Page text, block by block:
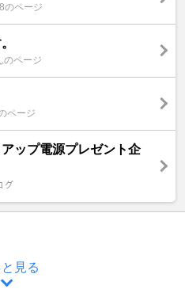
のページ
のページ
ページ
ップ電源プレゼント企
グ
見る